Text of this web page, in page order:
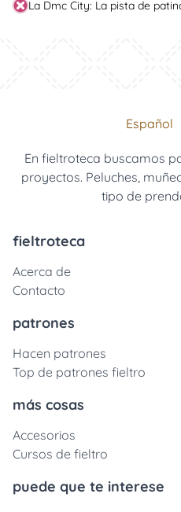
La Dmc City: La pista de
Español
En fieltroteca buscamos
proyectos. Peluches,
tipo de
fieltroteca
Acerca de
Contacto
patrones
Hacen patrones
Top de patrones fieltro
más cosas
Accesorios
Cursos de fieltro
puede que te interese